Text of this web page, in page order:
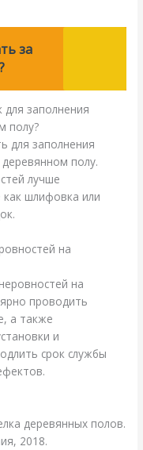
за
заполнения
полу?
для заполнения
полу.
лучше
как шлифовка или
на
на
проводить
а также
и
срок службы
деревянных полов.
2018.